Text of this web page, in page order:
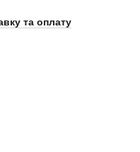
та оплату